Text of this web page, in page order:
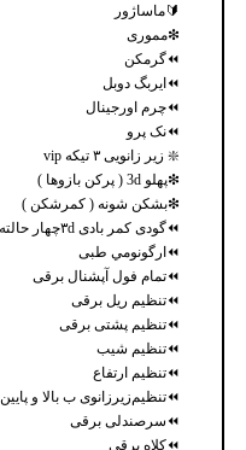
🔰ماساژور
❇مموری
⏪گرمکن
⏪ایربگ دوبل
⏪چرم اورجینال
⏪نک پرو
❇️ زیر زانویی ۳ تیکه vip
❇پهلو 3d ( پرکن بازوها )
❇بشکن شونه ( کمرشکن )
⏪گودی کمر بادی ۳dچهار حالته
⏪ارگونومي طبی
⏪تمام فول آپشنال برقی
⏪تنظیم ریل برقی
⏪تنظیم پشتی برقی
⏪تنظیم شیب
⏪تنظیم ارتفاع
⏪تنظیم‌زیرزانوی ب بالا و پایین
⏪سرصندلی برقی
⏪کلاه برقی